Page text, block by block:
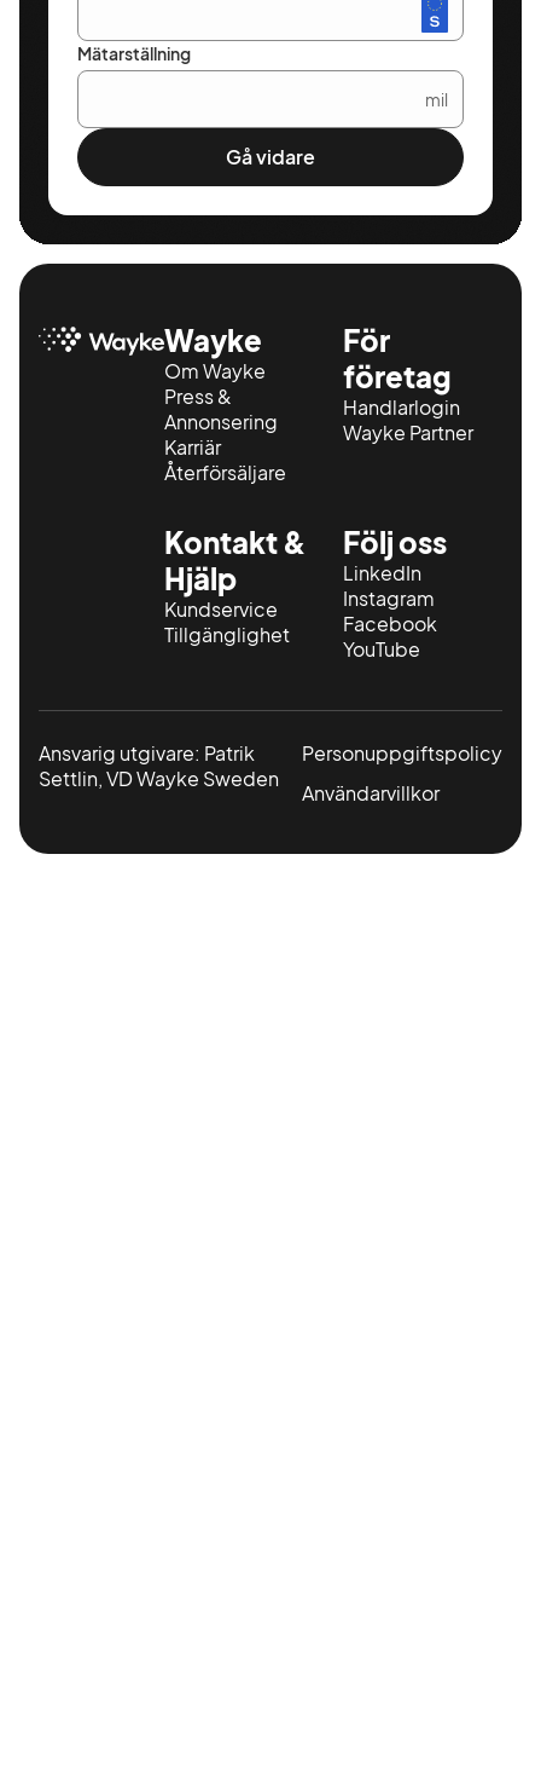
Mätarställning
mil
Gå vidare
Wayke
Om Wayke
Press &
Annonsering
Karriär
Återförsäljare
För
företag
Handlarlogin
Wayke Partner
Kontakt &
Hjälp
Kundservice
Tillgänglighet
Följ oss
LinkedIn
Instagram
Facebook
YouTube
Ansvarig utgivare: Patrik
Settlin, VD Wayke Sweden
Personuppgiftspolicy
Användarvillkor